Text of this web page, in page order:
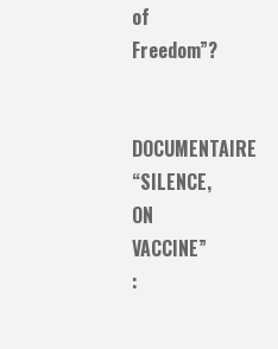
of
Freedom”?
DOCUMENTAIRE
“SILENCE,
ON
VACCINE”
: